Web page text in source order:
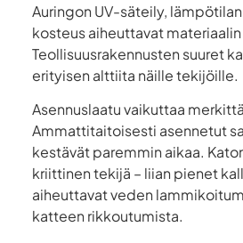
Auringon UV-säteily,
kosteus aiheuttavat
Teollisuusrakennusten suuret
erityisen alttiita näille tekijöille.
Asennuslaatu vaikuttaa
Ammattitaitoisesti asennetut
kestävät paremmin aikaa.
kriittinen tekijä – liian pienet
aiheuttavat veden
katteen rikkoutumista.